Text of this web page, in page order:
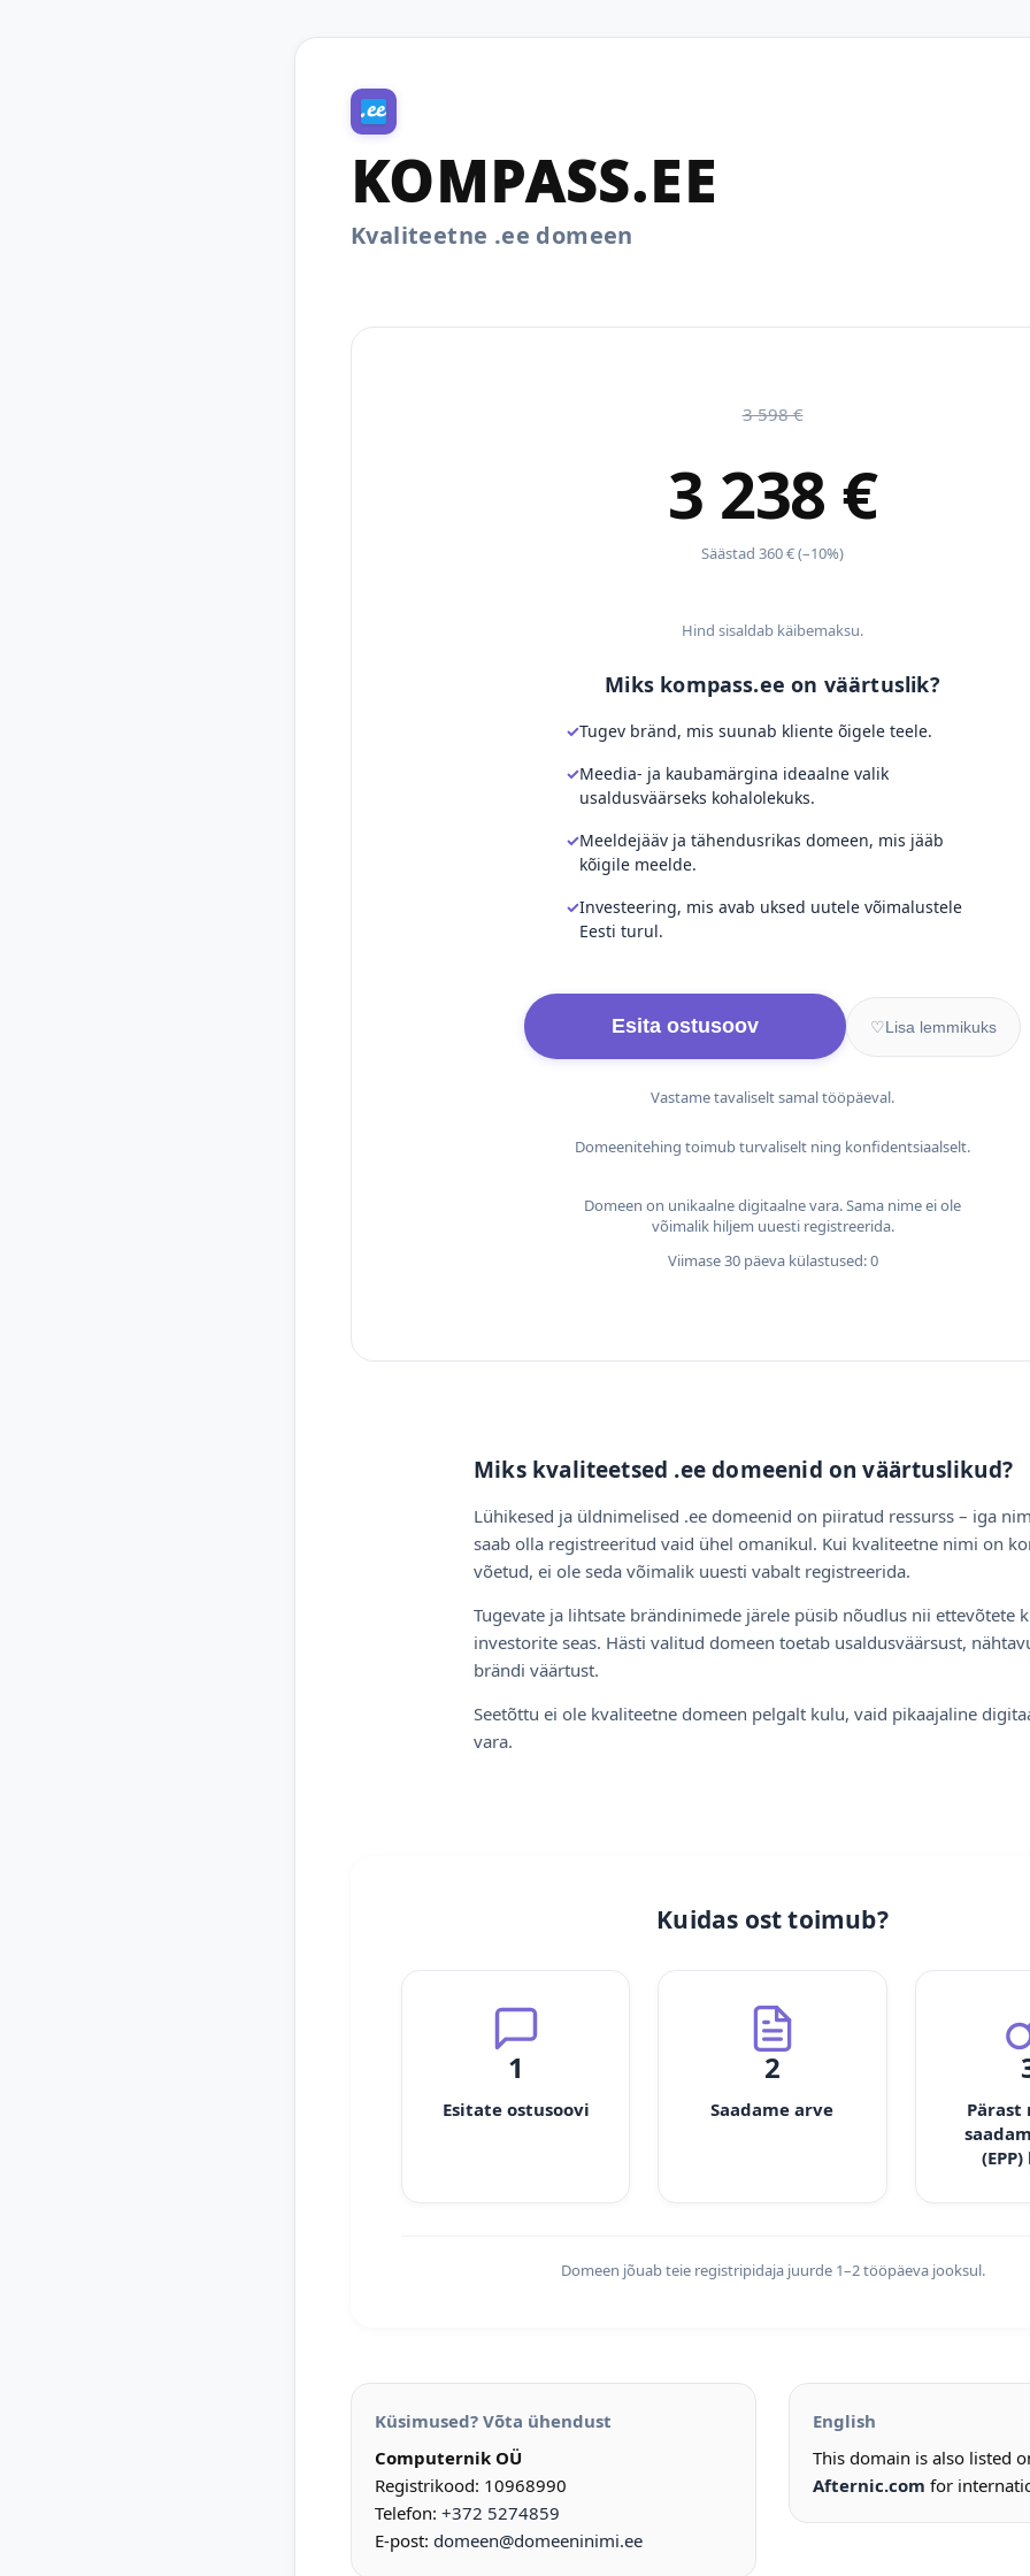
KOMPASS.EE
Kvaliteetne .ee domeen
3 598 €
3 238 €
Säästad 360 € (–10%)
Hind sisaldab käibemaksu.
Miks kompass.ee on väärtuslik?
Tugev bränd, mis suunab kliente õigele teele.
Meedia- ja kaubamärgina ideaalne valik
usaldusväärseks kohalolekuks.
Meeldejääv ja tähendusrikas domeen, mis jääb
kõigile meelde.
Investeering, mis avab uksed uutele võimalustele
Eesti turul.
Esita ostusoov ♡Lisa lemmikuks
Vastame tavaliselt samal tööpäeval.
Domeenitehing toimub turvaliselt ning konfidentsiaalselt.
Domeen on unikaalne digitaalne vara. Sama nime ei ole
võimalik hiljem uuesti registreerida.
Viimase 30 päeva külastused: 0
Miks kvaliteetsed .ee domeenid on väärtuslikud?
Lühikesed ja üldnimelised .ee domeenid on piiratud ressurss – iga
saab olla registreeritud vaid ühel omanikul. Kui kvaliteetne nimi on
võetud, ei ole seda võimalik uuesti vabalt registreerida.
Tugevate ja lihtsate brändinimede järele püsib nõudlus nii ettevõtete
investorite seas. Hästi valitud domeen toetab usaldusväärsust,
brändi väärtust.
Seetõttu ei ole kvaliteetne domeen pelgalt kulu, vaid pikaajaline
vara.
Kuidas ost toimub?
1
Esitate ostusoovi
2
Saadame arve
Pärast
Domeen jõuab teie registripidaja juurde 1–2 tööpäeva jooksul.
Küsimused? Võta ühendust
Computernik OÜ
Registrikood: 10968990
Telefon: +372 5274859
E-post: domeen@domeeninimi.ee
English
This domain is also listed
Afternic.com for